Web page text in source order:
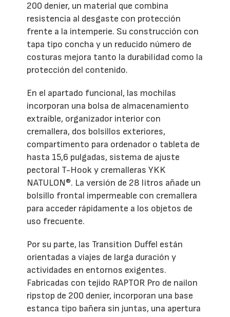
200 denier, un material que combina
resistencia al desgaste con protección
frente a la intemperie. Su construcción con
tapa tipo concha y un reducido número de
costuras mejora tanto la durabilidad como la
protección del contenido.
En el apartado funcional, las mochilas
incorporan una bolsa de almacenamiento
extraíble, organizador interior con
cremallera, dos bolsillos exteriores,
compartimento para ordenador o tableta de
hasta 15,6 pulgadas, sistema de ajuste
pectoral T-Hook y cremalleras YKK
NATULON®. La versión de 28 litros añade un
bolsillo frontal impermeable con cremallera
para acceder rápidamente a los objetos de
uso frecuente.
Por su parte, las Transition Duffel están
orientadas a viajes de larga duración y
actividades en entornos exigentes.
Fabricadas con tejido RAPTOR Pro de nailon
ripstop de 200 denier, incorporan una base
estanca tipo bañera sin juntas, una apertura